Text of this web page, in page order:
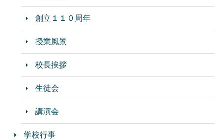
創立１１０周年
授業風景
校長挨拶
生徒会
講演会
学校行事